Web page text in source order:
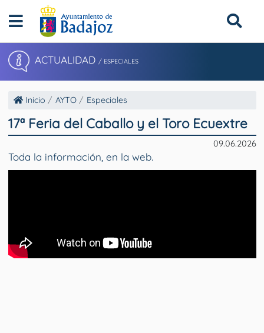
ACTUALIDAD / ESPECIALES
Inicio AYTO Especiales
17ª Feria del Caballo y el Toro Ecuextre
09.06.2026
Toda la información, en la web.